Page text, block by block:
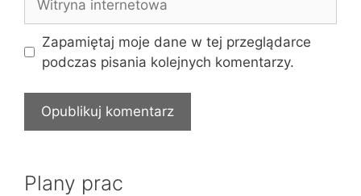
internetowa
Zapamiętaj moje dane w tej przeglądarce
podczas pisania kolejnych komentarzy.
Plany prac